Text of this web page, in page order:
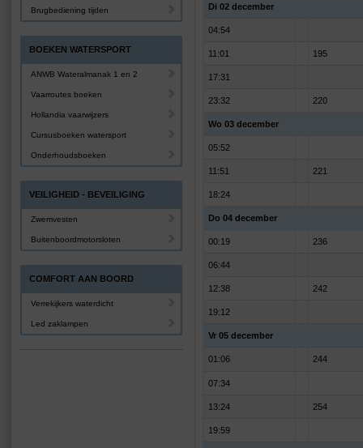
Di 02 december
04:54
11:01 195
17:31
23:32 220
Wo 03 december
05:52
11:51 221
18:24
Do 04 december
00:19 236
06:44
12:38 242
19:12
Vr 05 december
01:06 244
07:34
13:24 254
19:59
Brugbediening tijden
BOEKEN WATERSPORT
ANWB Wateralmanak 1 en 2
Vaarroutes boeken
Hollandia vaarwijzers
Cursusboeken watersport
Onderhoudsboeken
VEILIGHEID - BEVEILIGING
Zwemvesten
Buitenboordmotorsloten
COMFORT AAN BOORD
Verrekijkers waterdicht
Led zaklampen